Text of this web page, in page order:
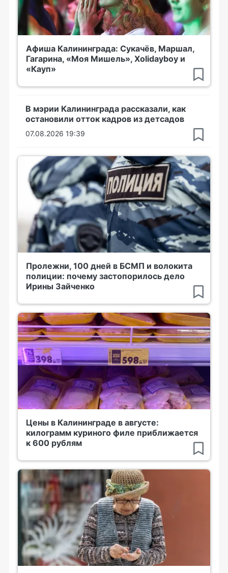
Афиша Калининграда: Сукачёв, Маршал,
Гагарина, «Моя Мишель», Xolidayboy и
«Кауп»
В мэрии Калининграда рассказали, как
остановили отток кадров из детсадов
07.08.2026 19:39
Пролежни, 100 дней в БСМП и волокита
полиции: почему застопорилось дело
Ирины Зайченко
Цены в Калининграде в августе:
килограмм куриного филе приближается
к 600 рублям